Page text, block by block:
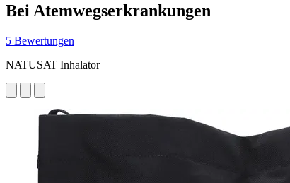
Bei Atemwegserkrankungen
5 Bewertungen
NATUSAT Inhalator